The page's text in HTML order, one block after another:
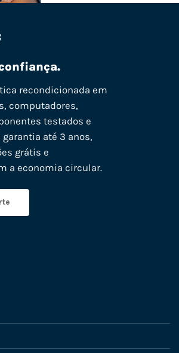
recondicionada em
computadores,
testados e
até 3 anos,
grátis e
a economia circular.